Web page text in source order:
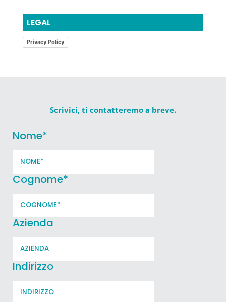
LEGAL
Privacy Policy
Scrivici, ti contatteremo a breve.
Nome*
Cognome*
Azienda
Indirizzo